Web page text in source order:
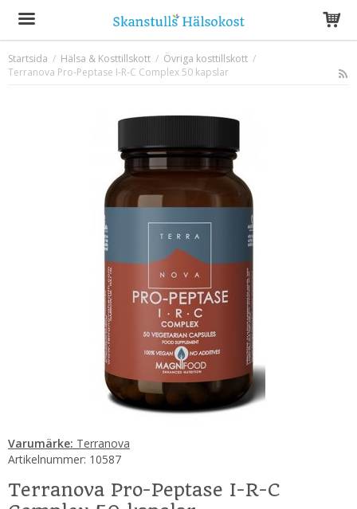
Produkten har blivit tillagd i varukorgen
Startsida / Hälsa & Kosttillskott / Övriga kosttillskott /
Terranova Pro-Peptase I-R-C Complex 50 kapslar
Varumärke: Terranova
Artikelnummer: 10587
Terranova Pro-Peptase I-R-C